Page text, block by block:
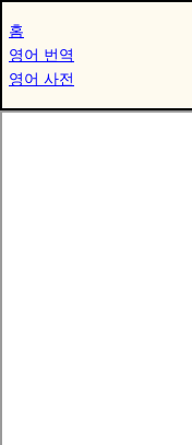
홈
영어 번역
영어 사전